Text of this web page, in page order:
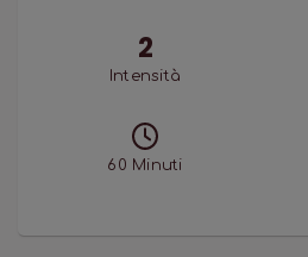
2
Intensità
60 Minuti